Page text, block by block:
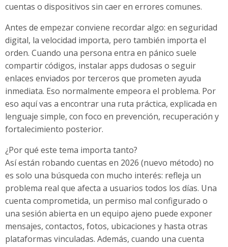
cuentas o dispositivos sin caer en errores comunes.
Antes de empezar conviene recordar algo: en seguridad
digital, la velocidad importa, pero también importa el
orden. Cuando una persona entra en pánico suele
compartir códigos, instalar apps dudosas o seguir
enlaces enviados por terceros que prometen ayuda
inmediata. Eso normalmente empeora el problema. Por
eso aquí vas a encontrar una ruta práctica, explicada en
lenguaje simple, con foco en prevención, recuperación y
fortalecimiento posterior.
¿Por qué este tema importa tanto?
Así están robando cuentas en 2026 (nuevo método) no
es solo una búsqueda con mucho interés: refleja un
problema real que afecta a usuarios todos los días. Una
cuenta comprometida, un permiso mal configurado o
una sesión abierta en un equipo ajeno puede exponer
mensajes, contactos, fotos, ubicaciones y hasta otras
plataformas vinculadas. Además, cuando una cuenta